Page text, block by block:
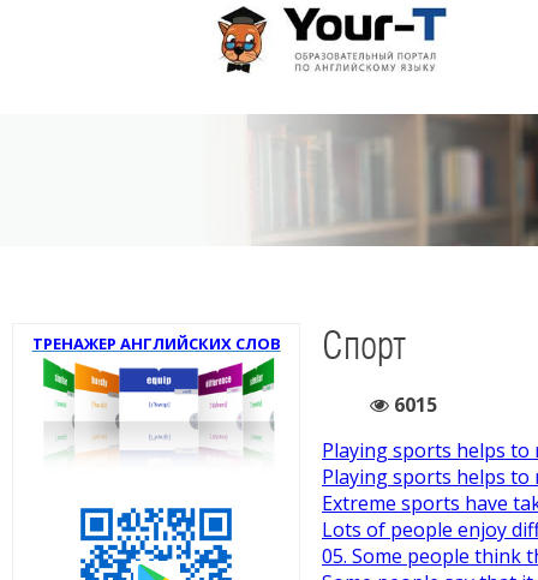
ТРЕНАЖЕР АНГЛИЙСКИХ СЛОВ Спорт
6015
Playing sports helps to
Playing sports helps to
Extreme sports have
Lots of people enjoy
05. Some people think